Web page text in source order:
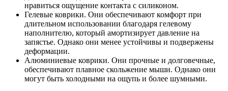
нравиться ощущение контакта с силиконом.
Гелевые коврики. Они обеспечивают комфорт при
длительном использовании благодаря гелевому
наполнителю, который амортизирует давление на
запястье. Однако они менее устойчивы и подвержены
деформации.
Алюминиевые коврики. Они прочные и долговечные,
обеспечивают плавное скольжение мыши. Однако они
могут быть холодными на ощупь и более шумными.